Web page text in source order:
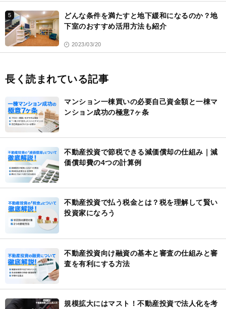
5
どんな条件を満たすと地下緩和になるのか？地
下室のおすすめ活用方法も紹介
2023/03/20
長く読まれている記事
マンション一棟買いの必要自己資金額と一棟マ
ンション成功の極意7ヶ条
不動産投資で節税できる減価償却の仕組み｜減
価償却費の4つの計算例
不動産投資で払う税金とは？税を理解して賢い
投資家になろう
不動産投資向け融資の基本と審査の仕組みと審
査を有利にする方法
規模拡大にはマスト！不動産投資で法人化を考